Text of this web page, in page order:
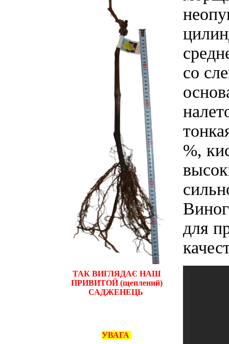
ТАК ВИГЛЯДАЄ НАШ
ПРИВИТОЙ (щеплений)
САДЖЕНЕЦЬ
УВАГА
со
%,
для